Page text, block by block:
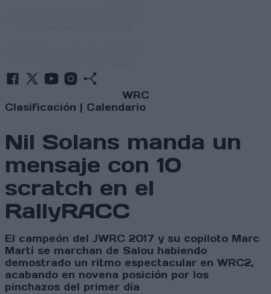
WRC
Clasificación | Calendario
Nil Solans manda un
mensaje con 10
scratch en el
RallyRACC
El campeón del JWRC 2017 y su copiloto Marc
Martí se marchan de Salou habiendo
demostrado un ritmo espectacular en WRC2,
acabando en novena posición por los
pinchazos del primer día